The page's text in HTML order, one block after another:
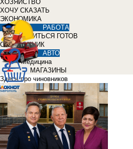
ХОЗЯЙСТВО
ХОЧУ СКАЗАТЬ
ЭКОНОМИКА
РАБОТА
УЧИТЬСЯ ГОТОВ
СПРАВОЧНИК
АВТО
Медицина
МАГАЗИНЫ
Здесь про чиновников